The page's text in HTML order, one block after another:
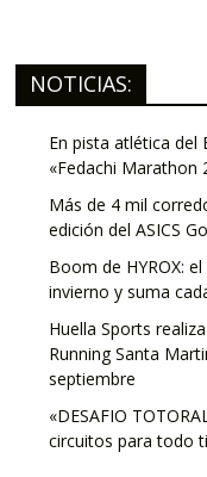
NOTICIAS:
En pista atlética del
«Fedachi Marathon
Más de 4 mil
edición del ASICS
Boom de HYROX:
invierno y suma
Huella Sports
Running Santa
septiembre
«DESAFIO
circuitos para todo